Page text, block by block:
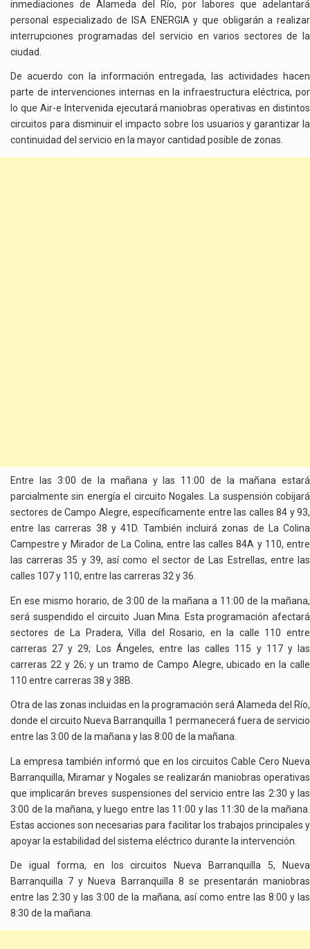
inmediaciones de Alameda del Río, por labores que adelantará
personal especializado de ISA ENERGIA y que obligarán a realizar
interrupciones programadas del servicio en varios sectores de la
ciudad.
De acuerdo con la información entregada, las actividades hacen
parte de intervenciones internas en la infraestructura eléctrica, por
lo que Air-e Intervenida ejecutará maniobras operativas en distintos
circuitos para disminuir el impacto sobre los usuarios y garantizar la
continuidad del servicio en la mayor cantidad posible de zonas.
Entre las 3:00 de la mañana y las 11:00 de la mañana estará
parcialmente sin energía el circuito Nogales. La suspensión cobijará
sectores de Campo Alegre, específicamente entre las calles 84 y 93,
entre las carreras 38 y 41D. También incluirá zonas de La Colina
Campestre y Mirador de La Colina, entre las calles 84A y 110, entre
las carreras 35 y 39, así como el sector de Las Estrellas, entre las
calles 107 y 110, entre las carreras 32 y 36.
En ese mismo horario, de 3:00 de la mañana a 11:00 de la mañana,
será suspendido el circuito Juan Mina. Esta programación afectará
sectores de La Pradera, Villa del Rosario, en la calle 110 entre
carreras 27 y 29; Los Ángeles, entre las calles 115 y 117 y las
carreras 22 y 26; y un tramo de Campo Alegre, ubicado en la calle
110 entre carreras 38 y 38B.
Otra de las zonas incluidas en la programación será Alameda del Río,
donde el circuito Nueva Barranquilla 1 permanecerá fuera de servicio
entre las 3:00 de la mañana y las 8:00 de la mañana.
La empresa también informó que en los circuitos Cable Cero Nueva
Barranquilla, Miramar y Nogales se realizarán maniobras operativas
que implicarán breves suspensiones del servicio entre las 2:30 y las
3:00 de la mañana, y luego entre las 11:00 y las 11:30 de la mañana.
Estas acciones son necesarias para facilitar los trabajos principales y
apoyar la estabilidad del sistema eléctrico durante la intervención.
De igual forma, en los circuitos Nueva Barranquilla 5, Nueva
Barranquilla 7 y Nueva Barranquilla 8 se presentarán maniobras
entre las 2:30 y las 3:00 de la mañana, así como entre las 8:00 y las
8:30 de la mañana.